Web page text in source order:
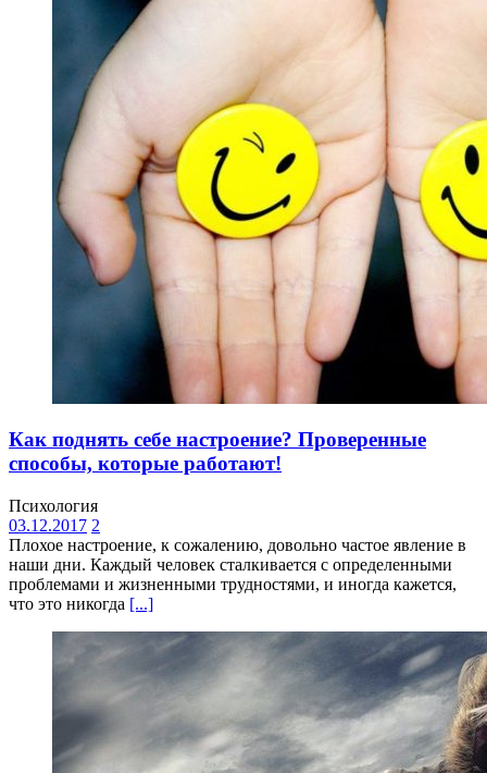
Как поднять себе настроение? Проверенные
способы, которые работают!
Психология
03.12.2017 2
Плохое настроение, к сожалению, довольно частое явление в
наши дни. Каждый человек сталкивается с определенными
проблемами и жизненными трудностями, и иногда кажется,
что это никогда [...]